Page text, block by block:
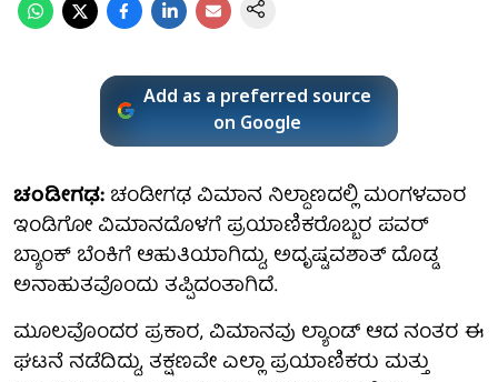
Add as a preferred source
on Google
ಚಂಡೀಗಢ:ಚಂಡೀಗಢ ವಿಮಾನ ನಿಲ್ದಾಣದಲ್ಲಿ ಮಂಗಳವಾರ
ಇಂಡಿಗೋ ವಿಮಾನದೊಳಗೆ ಪ್ರಯಾಣಿಕರೊಬ್ಬರ ಪವರ್
ಬ್ಯಾಂಕ್ ಬೆಂಕಿಗೆ ಆಹುತಿಯಾಗಿದ್ದು, ಅದೃಷ್ಟವಶಾತ್ ದೊಡ್ಡ
ಅನಾಹುತವೊಂದು ತಪ್ಪಿದಂತಾಗಿದೆ.
ಮೂಲವೊಂದರ ಪ್ರಕಾರ, ವಿಮಾನವು ಲ್ಯಾಂಡ್ ಆದ ನಂತರ ಈ
ಘಟನೆ ನಡೆದಿದ್ದು, ತಕ್ಷಣವೇ ಎಲ್ಲಾ ಪ್ರಯಾಣಿಕರು ಮತ್ತು